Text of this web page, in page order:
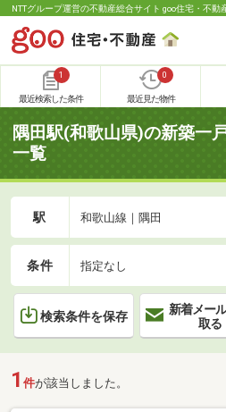
NTTグループ運営の不動産総合サイト goo住宅・不動
1
最近検索した条件
0
最近見た物件
隅田駅(和歌山県)の新築一
一覧
駅 和歌山線｜隅田
条件 指定なし
検索条件を保存
新着メー
取る
1 件が該当しました。